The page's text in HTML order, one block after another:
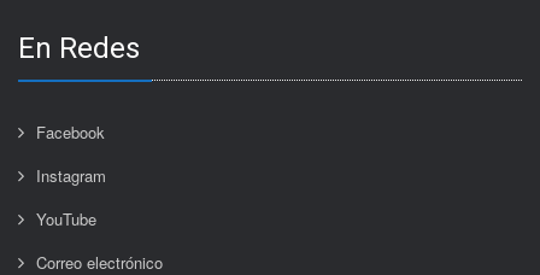
En Redes
Facebook
Instagram
YouTube
Correo electrónico